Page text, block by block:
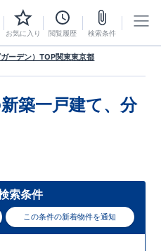
お気に入り 閲覧履歴 検索条件
ーデン）TOP関東東京都
築一戸建て、分
索条件
この条件の新着物件を通知